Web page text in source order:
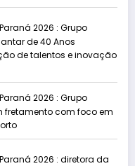
2026 : Grupo
de 40 Anos
de talentos e inovação
2026 : Grupo
fretamento com foco em
2026 : diretora da